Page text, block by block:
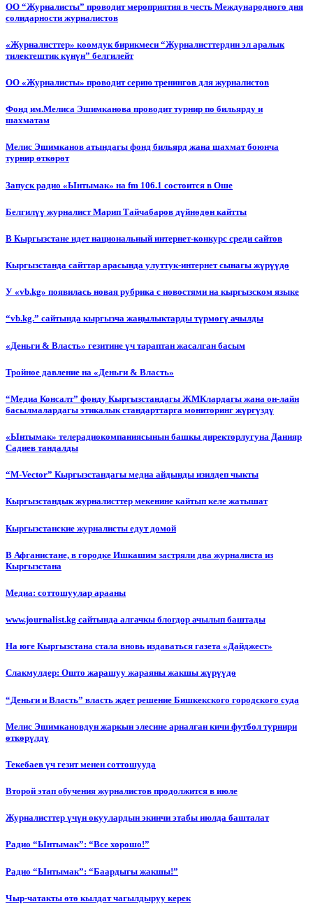
ОО “Журналисты” проводит мероприятия в честь Международного дня
солидарности журналистов
«Журналисттер» коомдук бирикмеси “Журналисттердин эл аралык
тилектештик күнүн” белгилейт
ОО «Журналисты» проводит серию тренингов для журналистов
Фонд им.Мелиса Эшимканова проводит турнир по бильярду и
шахматам
Мелис Эшимканов атындагы фонд бильярд жана шахмат боюнча
турнир өткөрөт
Запуск радио «Ынтымак» на fm 106.1 состоится в Оше
Белгилүү журналист Марип Тайчабаров дүйнөдөн кайтты
В Кыргызстане идет национальный интернет-конкурс среди сайтов
Кыргызстанда сайттар арасында улуттук-интернет сынагы жүрүүдө
У «vb.kg» появилась новая рубрика с новостями на кыргызском языке
“vb.kg.” сайтында кыргызча жаңылыктарды түрмөгү ачылды
«Деньги & Власть» гезитине үч тараптан жасалган басым
Тройное давление на «Деньги & Власть»
“Медиа Консалт” фонду Кыргызстандагы ЖМКлардагы жана он-лайн
басылмалардагы этикалык стандарттарга мониторинг жүргүздү
«Ынтымак» телерадиокомпаниясынын башкы директорлугуна Данияр
Садиев тандалды
“М-Vector” Кыргызстандагы медиа айдыңды изилдеп чыкты
Кыргызстандык журналисттер мекенине кайтып келе жатышат
Кыргызстанские журналисты едут домой
В Афганистане, в городке Ишкашим застряли два журналиста из
Кыргызстана
Медиа: соттошуулар арааны
www.journalist.kg сайтында алгачкы блогдор ачылып баштады
На юге Кыргызстана стала вновь издаваться газета «Дайджест»
Слакмулдер: Ошто жарашуу жараяны жакшы жүрүүдө
“Деньги и Власть” власть ждет решение Бишкекского городского суда
Мелис Эшимкановдун жаркын элесине арналган кичи футбол турнири
өткөрүлдү
Текебаев үч гезит менен соттошууда
Второй этап обучения журналистов продолжится в июле
Журналисттер үчүн окуулардын экинчи этабы июлда башталат
Радио “Ынтымак”: “Все хорошо!”
Радио “Ынтымак”: “Баардыгы жакшы!”
Чыр-чатакты өтө кылдат чагылдыруу керек